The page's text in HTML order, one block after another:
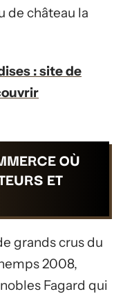
de château la
: site de
OÙ
ET
grands crus du
2008,
Fagard qui